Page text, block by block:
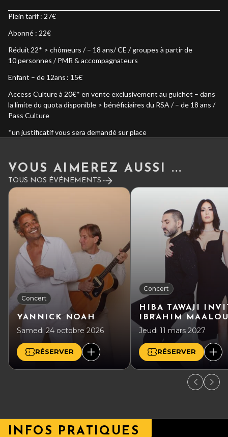
Plein tarif : 27€
Abonné : 22€
Réduit 22* > chômeurs / – 18 ans/ CE / groupes à partir de
10 personnes / PMR & accompagnateurs
Enfant – de 12ans : 15€
Access Culture à 20€* en vente exclusivement au guichet – dans
la limite du quota disponible > bénéficiaires du RSA / – de 18 ans /
Pass Culture
*un justificatif vous sera demandé sur place
VOUS AIMEREZ AUSSI ...
TOUS NOS ÉVÉNEMENTS
Concert
YANNICK NOAH
Samedi 24 octobre 2026
RÉSERVER
Concert
HIBA TAWAJI
IBRAHIM
Jeudi 11 mars 2027
RÉSERVER
INFOS PRATIQUES